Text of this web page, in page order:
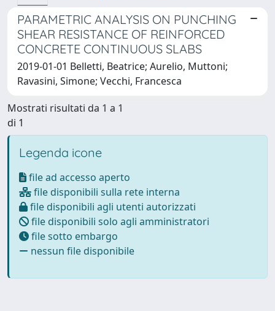
PARAMETRIC ANALYSIS ON PUNCHING
SHEAR RESISTANCE OF REINFORCED
CONCRETE CONTINUOUS SLABS
2019-01-01 Belletti, Beatrice; Aurelio, Muttoni;
Ravasini, Simone; Vecchi, Francesca
Mostrati risultati da 1 a 1
di 1
Legenda icone
file ad accesso aperto
file disponibili sulla rete interna
file disponibili agli utenti autorizzati
file disponibili solo agli amministratori
file sotto embargo
nessun file disponibile